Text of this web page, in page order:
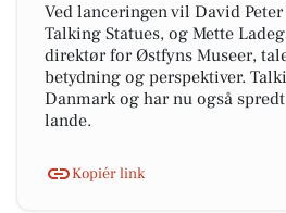
Ved lanceringen vil David
Talking Statues, og Mette
direktør for Østfyns Museer,
betydning og perspektiver.
Danmark og har nu også
lande.
Kopiér link